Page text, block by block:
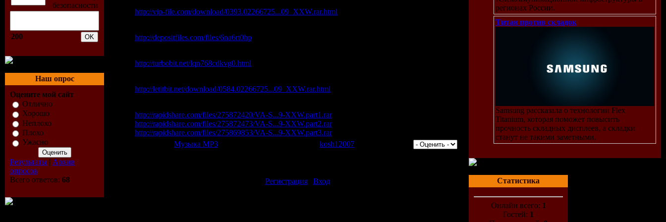
200
Наш опрос
Оцените мой сайт
Отлично
Хорошо
Неплохо
Плохо
Ужасно
Результаты | Архив
опросов
Всего ответов: 68
http://vip-file.com/download/0393.02266725...09_XXW.rar.html
http://depositfiles.com/files/6na6rt0hp
http://turbobit.net/lqn768cdkvg0.html
http://letitbit.net/download/0584.02266725...09_XXW.rar.html
http://rapidshare.com/files/275872420/VA-S...9-XXW.part1.rar
http://rapidshare.com/files/275872473/VA-S...9-XXW.part2.rar
http://rapidshare.com/files/275869853/VA-S...9-XXW.part3.rar
Музыка МР3 kosh12007
Регистрация| Вход]
регионах России.
Титан против складок
Samsung рассказала о технологии Flex
Titanium, которая поможет повысить
прочность складных дисплеев, а складки
станут не такими заметными.
Статистика
Онлайн всего: 1
Гостей: 1